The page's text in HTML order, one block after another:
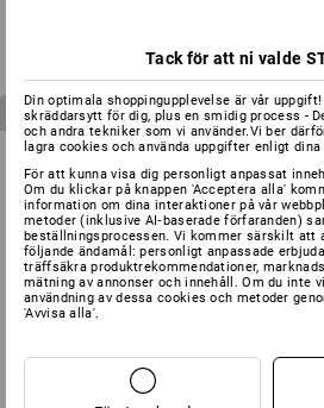
3 produkter i setet
Tack för att ni valde
Din optimala shoppingupplevelse är vår
skräddarsytt för dig, plus en smidig process -
och andra tekniker som vi använder.Vi ber
lagra cookies och använda uppgifter enligt dina
För att kunna visa dig personligt anpassat
Om du klickar på knappen 'Acceptera alla'
information om dina interaktioner på vår
metoder (inklusive AI‑baserade förfaranden)
beställningsprocessen. Vi kommer särskilt att
följande ändamål: personligt anpassade
träffsäkra produktrekommendationer,
mätning av annonser och innehåll. Om du inte
användning av dessa cookies och metoder
'Avvisa alla'.